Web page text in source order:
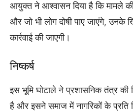
आयुक्त ने आश्वासन दिया है कि मामले
और जो भी लोग दोषी पाए जाएंगे, उनके
कार्रवाई की जाएगी।
निष्कर्ष
इस भूमि घोटाले ने प्रशासनिक तंत्र की
है और इसने समाज में नागरिकों के प्रति